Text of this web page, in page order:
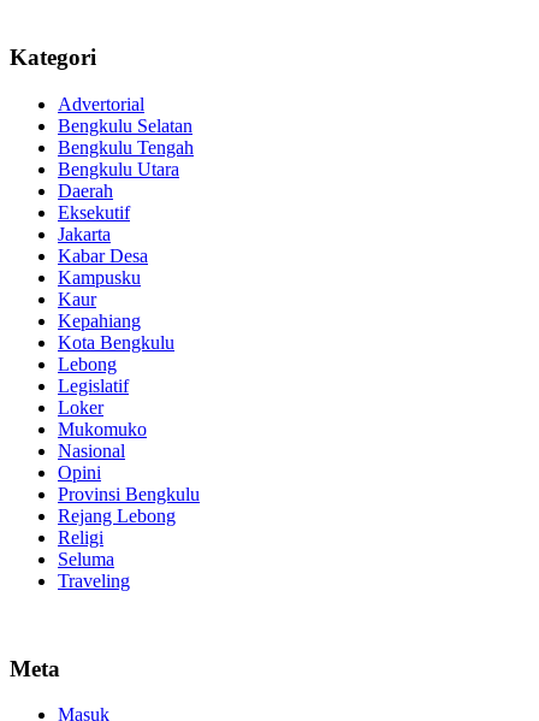
Kategori
Advertorial
Bengkulu Selatan
Bengkulu Tengah
Bengkulu Utara
Daerah
Eksekutif
Jakarta
Kabar Desa
Kampusku
Kaur
Kepahiang
Kota Bengkulu
Lebong
Legislatif
Loker
Mukomuko
Nasional
Opini
Provinsi Bengkulu
Rejang Lebong
Religi
Seluma
Traveling
Meta
Masuk